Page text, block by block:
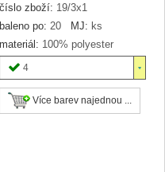
číslo zboží: 19/3x1
baleno po: 20 MJ: ks
materiál: 100% polyester
4
Více barev najednou ...